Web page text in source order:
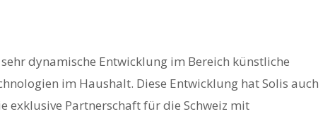
dynamische Entwicklung im Bereich künstliche
im Haushalt. Diese Entwicklung hat Solis auch
exklusive Partnerschaft für die Schweiz mit